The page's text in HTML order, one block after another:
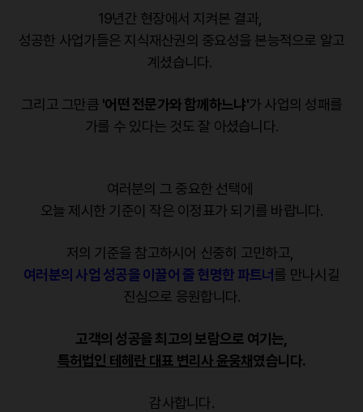
19년간 현장에서 지켜본 결과,
성공한 사업가들은 지식재산권의 중요성을 본능적으로 알고
계셨습니다.
그리고 그만큼 '어떤 전문가와 함께하느냐'가 사업의 성패를
가를 수 있다는 것도 잘 아셨습니다.
여러분의 그 중요한 선택에
오늘 제시한 기준이 작은 이정표가 되기를 바랍니다.
저의 기준을 참고하시어 신중히 고민하고,
여러분의 사업 성공을 이끌어 줄 현명한 파트너를 만나시길
진심으로 응원합니다.
고객의 성공을 최고의 보람으로 여기는,
특허법인 테헤란 대표 변리사 윤웅채였습니다.
감사합니다.